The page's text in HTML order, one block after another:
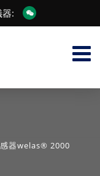
:
器welas® 2000